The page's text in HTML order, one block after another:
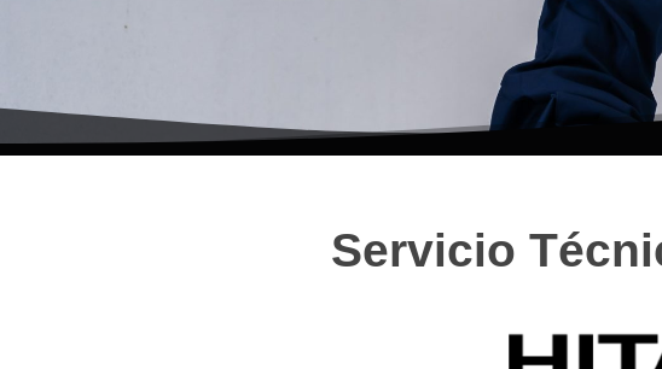
Servicio